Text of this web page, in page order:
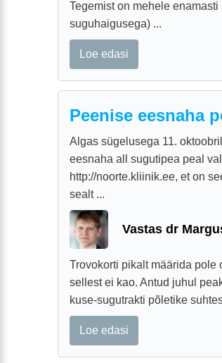
Tegemist on mehele
suguhaigusega) ...
Loe edasi
Peenise eesnaha
Algas sügelusega 11.
eesnaha all sugutipea peal
http://noorte.kliinik.ee, et on
sealt ...
Vastas dr
Trovokorti pikalt määrida pole
sellest ei kao. Antud juhul
kuse-sugutrakti põletike
Loe edasi